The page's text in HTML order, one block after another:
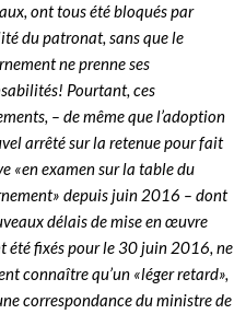
ont tous été bloqués par
du patronat, sans que le
ne prenne ses
Pourtant, ces
– de même que l’adoption
arrêté sur la retenue pour fait
«en examen sur la table du
depuis juin 2016 – dont
délais de mise en œuvre
été fixés pour le 30 juin 2016, ne
connaître qu’un «léger retard»,
correspondance du ministre de